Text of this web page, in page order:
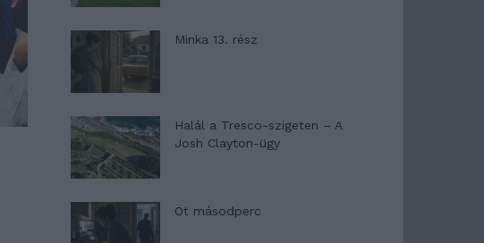
Minka 13. rész
Halál a Tresco-szigeten – A
Josh Clayton-ügy
Öt másodperc